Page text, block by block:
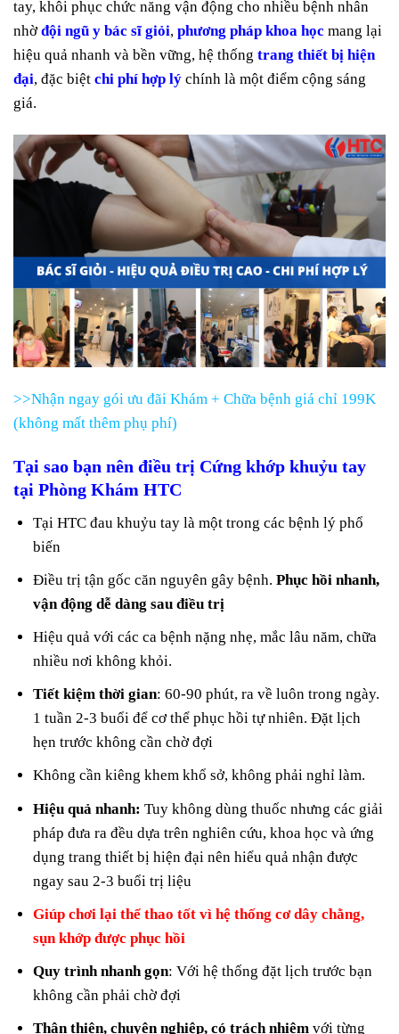
tay, khôi phục chức năng vận động cho nhiều bệnh nhân
nhờđội ngũ y bác sĩ giỏi, phương pháp khoa học mang lại
hiệu quả nhanh và bền vững, hệ thống trang thiết bị hiện
đại, đặc biệt chi phí hợp lý chính là một điểm cộng sáng
giá.
>>Nhận ngay gói ưu đãi Khám + Chữa bệnh giá chỉ 199K
(không mất thêm phụ phí)
Tại sao bạn nên điều trị Cứng khớp khuỷu tay
tại Phòng Khám HTC
Tại HTC đau khuỷu tay là một trong các bệnh lý phổ
biến
Điều trị tận gốc căn nguyên gây bệnh.Phục hồi nhanh,
vận động dễ dàng sau điều trị
Hiệu quả với các ca bệnh nặng nhẹ, mắc lâu năm, chữa
nhiều nơi không khỏi.
Tiết kiệm thời gian: 60-90 phút, ra về luôn trong ngày.
1 tuần 2-3 buổi để cơ thể phục hồi tự nhiên. Đặt lịch
hẹn trước không cần chờ đợi
Không cần kiêng khem khổ sở, không phải nghỉ làm.
Hiệu quả nhanh: Tuy không dùng thuốc nhưng các giải
pháp đưa ra đều dựa trên nghiên cứu, khoa học và ứng
dụng trang thiết bị hiện đại nên hiểu quả nhận được
ngay sau 2-3 buổi trị liệu
Giúp chơi lại thể thao tốt vì hệ thống cơ dây chằng,
sụn khớp được phục hồi
Quy trình nhanh gọn: Với hệ thống đặt lịch trước bạn
không cần phải chờ đợi
Thân thiện, chuyên nghiệp, có trách nhiệm với từng